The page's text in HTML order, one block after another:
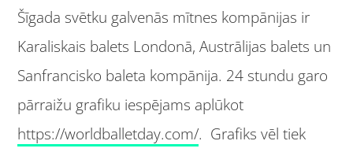
Šīgada svētku galvenās mītnes kompānijas ir
Karaliskais balets Londonā, Austrālijas balets un
Sanfrancisko baleta kompānija. 24 stundu garo
pārraižu grafiku iespējams aplūkot
https://worldballetday.com/. Grafiks vēl tiek